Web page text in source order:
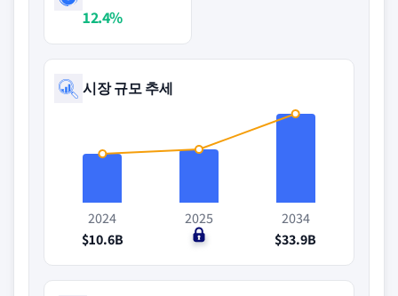
12.4%
시장 규모 추세
2024
$10.6B
2025
$0
2034
$33.9B